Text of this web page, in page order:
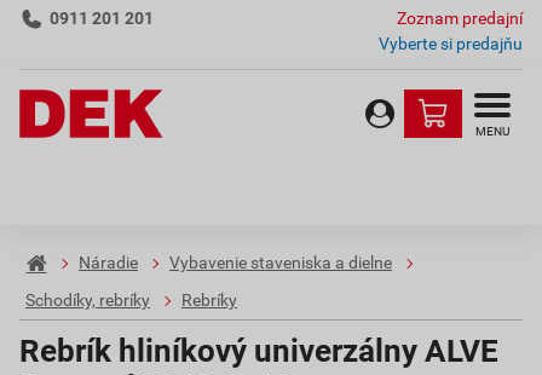
0911 201 201
Zoznam predajní
Vyberte si predajňu
MENU
Náradie
Vybavenie staveniska a dielne
Schodíky, rebríky
Rebríky
Rebrík hliníkový univerzálny ALVE